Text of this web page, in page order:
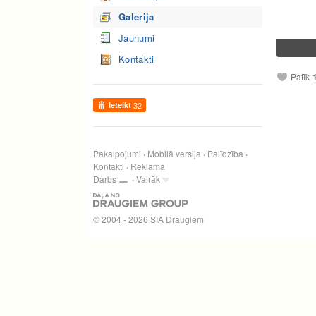
Galerija
Jaunumi
Kontakti
Ieteikt 32
Pakalpojumi Mobilā versija
Palīdzība
Kontakti
Reklāma
Darbs
Vairāk
© 2004 - 2026 SIA Draugiem
Patīk